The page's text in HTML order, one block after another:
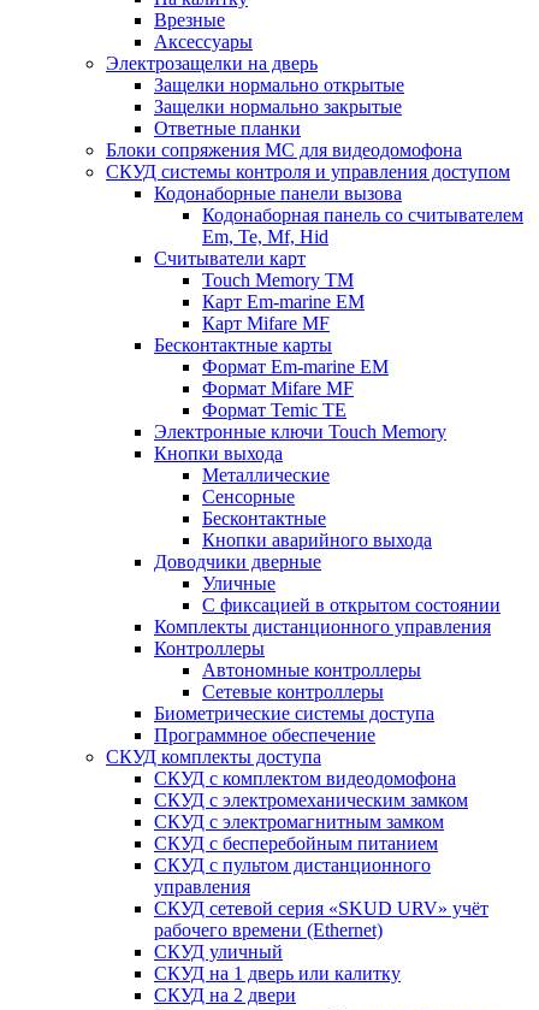
Врезные
Аксессуары
Электрозащелки на дверь
Защелки нормально открытые
Защелки нормально закрытые
Ответные планки
Блоки сопряжения МС для видеодомофона
СКУД системы контроля и управления доступом
Кодонаборные панели вызова
Кодонаборная панель со считывателем
Em, Te, Mf, Hid
Считыватели карт
Touch Memory TM
Карт Em-marine EM
Карт Mifare MF
Бесконтактные карты
Формат Em-marine EM
Формат Mifare MF
Формат Temic TE
Электронные ключи Touch Memory
Кнопки выхода
Металлические
Сенсорные
Бесконтактные
Кнопки аварийного выхода
Доводчики дверные
Уличные
С фиксацией в открытом состоянии
Комплекты дистанционного управления
Контроллеры
Автономные контроллеры
Сетевые контроллеры
Биометрические системы доступа
Программное обеспечение
СКУД комплекты доступа
СКУД с комплектом видеодомофона
СКУД с электромеханическим замком
СКУД с электромагнитным замком
СКУД с бесперебойным питанием
СКУД с пультом дистанционного
управления
СКУД сетевой серия «SKUD URV» учёт
рабочего времени (Ethernet)
СКУД уличный
СКУД на 1 дверь или калитку
СКУД на 2 двери